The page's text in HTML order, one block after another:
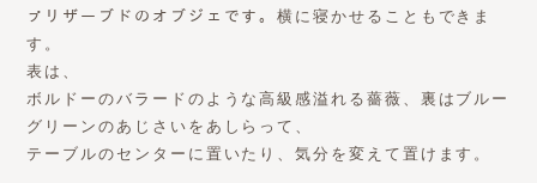
ㇷ゚リザーブドのオブジェです。横に寝かせることもできま
す。
表は、
ボルドーのバラードのような高級感溢れる薔薇、裏はブルー
グリーンのあじさいをあしらって、
テーブルのセンターに置いたり、気分を変えて置けます。